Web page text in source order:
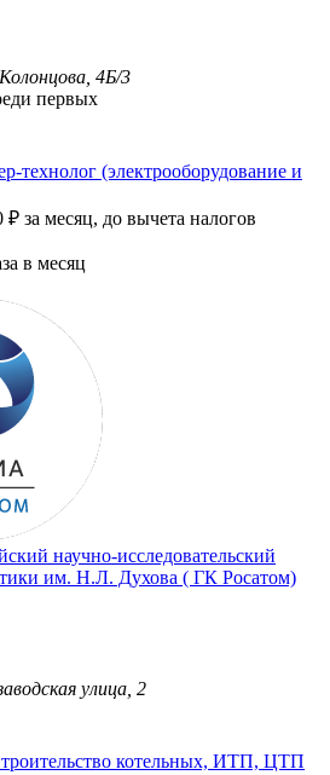
4Б/3
первых
технолог (электрооборудование и
₽ за месяц, до вычета налогов
в месяц
научно-исследовательский
им. Н.Л. Духова ( ГК Росатом)
улица, 2
котельных, ИТП, ЦТП